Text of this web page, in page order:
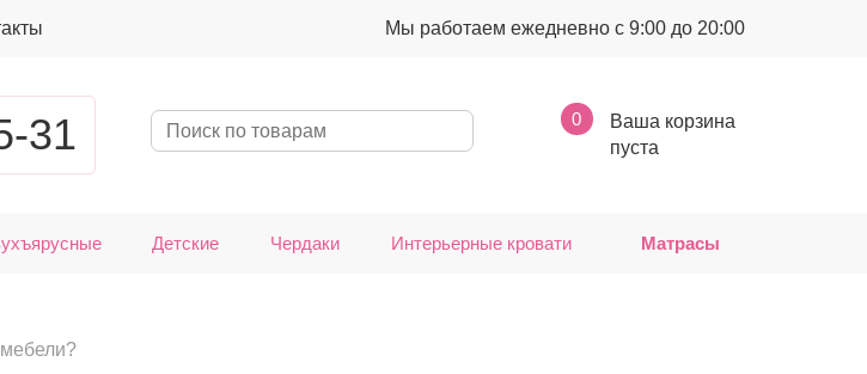
Мы работаем ежедневно с 9:00 до 20:00
31 0
Ваша корзина
пуста
Детские Чердаки Интерьерные кровати Матрасы